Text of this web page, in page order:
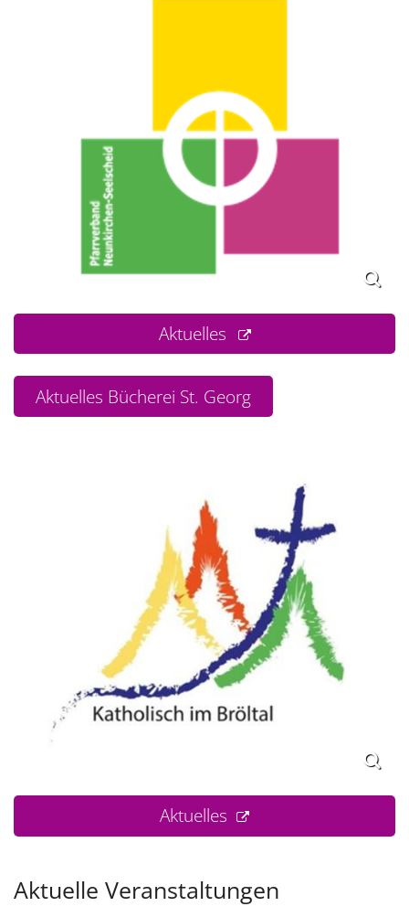
Aktuelles
Aktuelles Bücherei St. Georg
Aktuelles
Aktuelle Veranstaltungen